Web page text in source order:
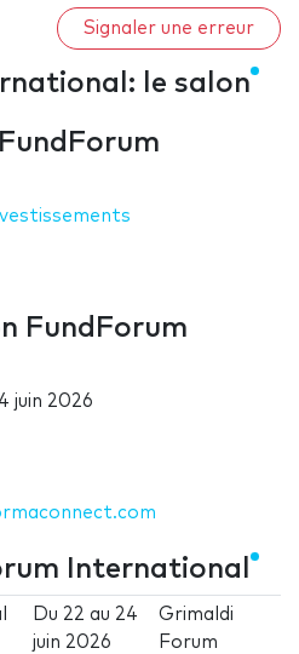
Signaler une erreur
le salon
FundForum
juin 2026
International
Du 22 au 24
juin 2026
Grimaldi
Forum